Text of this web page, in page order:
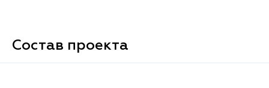
Состав проекта